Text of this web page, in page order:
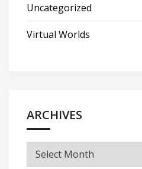
Uncategorized
Virtual Worlds
ARCHIVES
Archives